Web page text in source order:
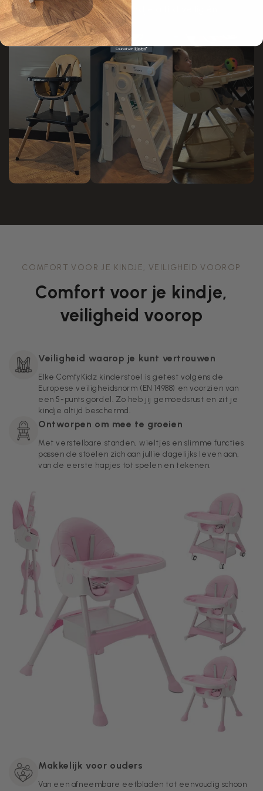
en sterke materialen zit je kindje altijd veilig én
comfortabel.
COMFORT VOOR JE KINDJE, VEILIGHEID VOOROP
Comfort voor je kindje,
veiligheid voorop
Veiligheid waarop je kunt vertrouwen
Elke ComfyKidz kinderstoel is getest volgens de
Europese veiligheidsnorm (EN 14988) en voorzien van
een 5-punts gordel. Zo heb jij gemoedsrust en zit je
kindje altijd beschermd.
Ontworpen om mee te groeien
Met verstelbare standen, wieltjes en slimme functies
passen de stoelen zich aan jullie dagelijks leven aan,
van de eerste hapjes tot spelen en tekenen.
Makkelijk voor ouders
Van een afneembare eetbladen tot eenvoudig schoon